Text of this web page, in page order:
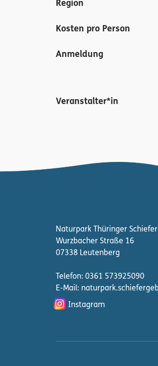
Region
Kosten pro Person
Anmeldung
Veranstalter*in
Naturpark Thüringer
Wurzbacher Straße 16
07338 Leutenberg
Telefon: 0361 573925090
E-Mail:
Instagram